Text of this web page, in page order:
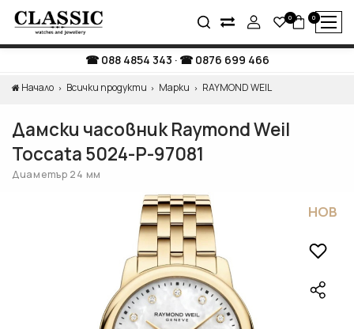
0 0
088 4854 343 · 0876 699 466
Начало Всички продукти Марки RAYMOND WEIL
Дамски часовник Raymond Weil
Toccata 5024-P-97081
Диаметър 24 мм
НОВ